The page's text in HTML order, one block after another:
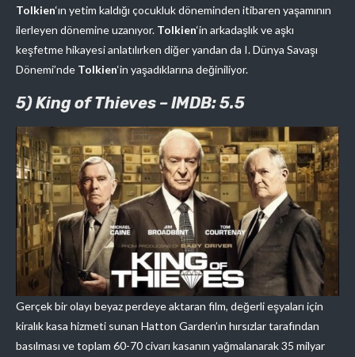
Tolkien‘ın yetim kaldığı çocukluk döneminden itibaren yaşamının
ilerleyen dönemine uzanıyor. Tolkien‘in arkadaşlık ve aşkı
keşfetme hikayesi anlatılırken diğer yandan da I. Dünya Savaşı
Dönemi’nde Tolkien‘in yaşadıklarına değiniliyor.
5) King of Thieves – IMDB: 5.5
Gerçek bir olayı beyaz perdeye aktaran film, değerli eşyaları için
kiralık kasa hizmeti sunan Hatton Garden’ın hırsızlar tarafından
basılması ve toplam 60-70 civarı kasanın yağmalanarak 35 milyar